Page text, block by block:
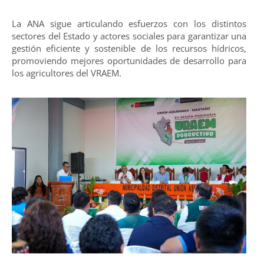
La ANA sigue articulando esfuerzos con los distintos
sectores del Estado y actores sociales para garantizar una
gestión eficiente y sostenible de los recursos hídricos,
promoviendo mejores oportunidades de desarrollo para
los agricultores del VRAEM.